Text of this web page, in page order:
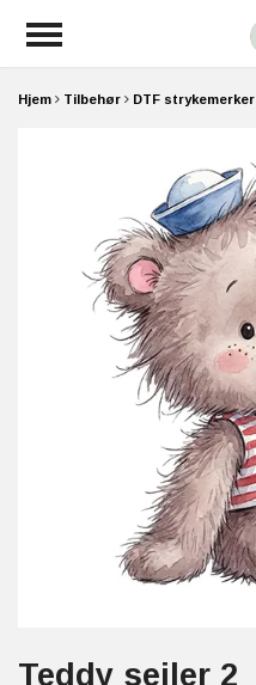
Hjem Tilbehør DTF strykemerker
Teddy seiler 2